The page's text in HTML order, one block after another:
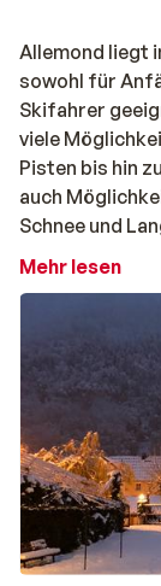
Allemond liegt
sowohl für
Skifahrer
viele
Pisten bis hin
auch
Schnee und
die sich in 30
Wanderwege,
Langlaufloipen
ruhiger
Gehen Sie
FAQ
Mehr lesen